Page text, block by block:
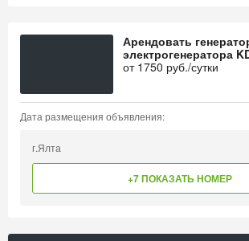
Арендовать
электрогенератора
от 1750 руб./сутки
Дата размещения объявления:
г.Ялта
+7 ПОКАЗАТЬ НОМЕР